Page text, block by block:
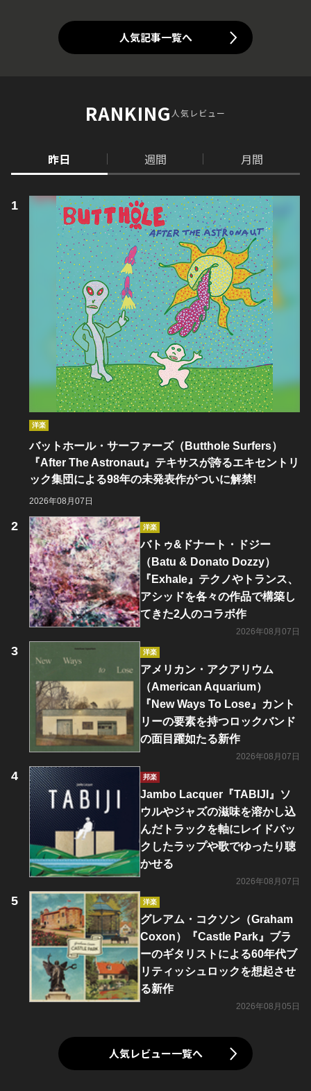
人気記事一覧へ
RANKING人気レビュー
昨日 週間 月間
洋楽
バットホール・サーファーズ（Butthole Surfers）
『After The Astronaut』テキサスが誇るエキセントリ
ック集団による98年の未発表作がついに解禁!
2026年08月07日
洋楽
バトゥ&ドナート・ドジー
（Batu & Donato Dozzy）
『Exhale』テクノやトランス、
アシッドを各々の作品で構築し
てきた2人のコラボ作
2026年08月07日
洋楽
アメリカン・アクアリウム
（American Aquarium）
『New Ways To Lose』カント
リーの要素を持つロックバンド
の面目躍如たる新作
2026年08月07日
邦楽
Jambo Lacquer『TABIJI』ソ
ウルやジャズの滋味を溶かし込
んだトラックを軸にレイドバッ
クしたラップや歌でゆったり聴
かせる
2026年08月07日
洋楽
グレアム・コクソン（Graham
Coxon）『Castle Park』ブラ
ーのギタリストによる60年代ブ
リティッシュロックを想起させ
る新作
2026年08月05日
人気レビュー一覧へ